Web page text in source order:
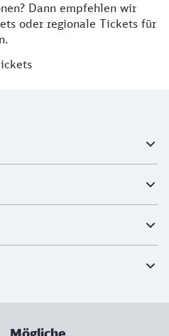
Dann empfehlen wir
oder regionale Tickets für